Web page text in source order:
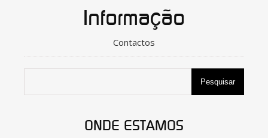
Informação
Contactos
Pesquisar
ONDE ESTAMOS